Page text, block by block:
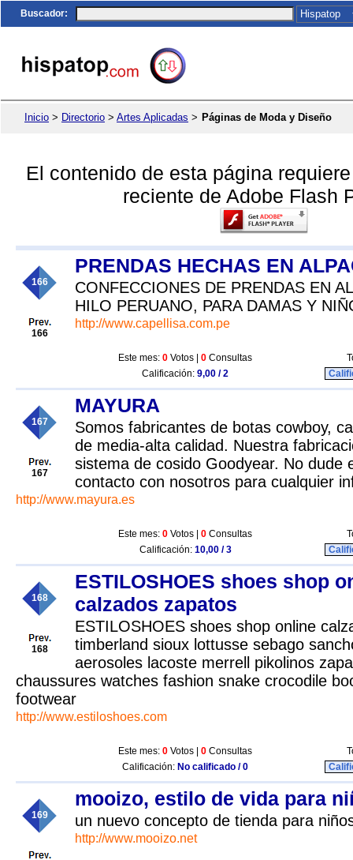
Buscador:
Inicio > Directorio > Artes Aplicadas > Páginas de Moda y Diseño
El contenido de esta página
reciente de Adobe Flash
166
166
PRENDAS HECHAS EN
CONFECCIONES DE PRENDAS EN
HILO PERUANO, PARA DAMAS Y
http://www.capellisa.com.pe
Este mes: 0 Votos | 0 Consultas
Calificación: 9,00 / 2
167
167
MAYURA
Somos fabricantes de botas cowboy,
de media-alta calidad. Nuestra
sistema de cosido Goodyear. No dude
contacto con nosotros para cualquier
http://www.mayura.es
Este mes: 0 Votos | 0 Consultas
Calificación: 10,00 / 3
168
168
ESTILOSHOES shoes shop
calzados zapatos
ESTILOSHOES shoes shop online
timberland sioux lottusse sebago
aerosoles lacoste merrell pikolinos
chaussures watches fashion snake crocodile
footwear
http://www.estiloshoes.com
Este mes: 0 Votos | 0 Consultas
Calificación: No calificado / 0
169
mooizo, estilo de vida para
un nuevo concepto de tienda para
http://www.mooizo.net